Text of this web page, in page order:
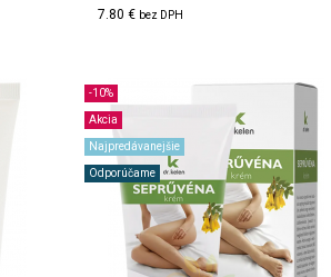
7.80 € bez DPH
-10%
Akcia
Najpredávanejšie
Odporúčame